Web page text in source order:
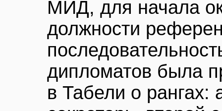
МИД, для начала
должности
дипломатов была
в Табели о рангах: